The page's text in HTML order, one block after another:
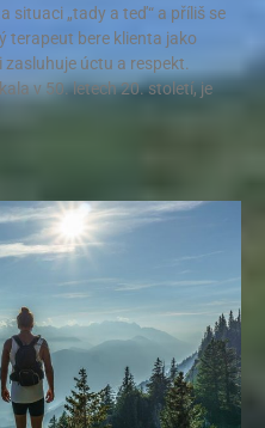
situaci „tady a teď“ a příliš se
terapeut bere klienta jako
úctu a respekt.
v 50. letech 20. století, je